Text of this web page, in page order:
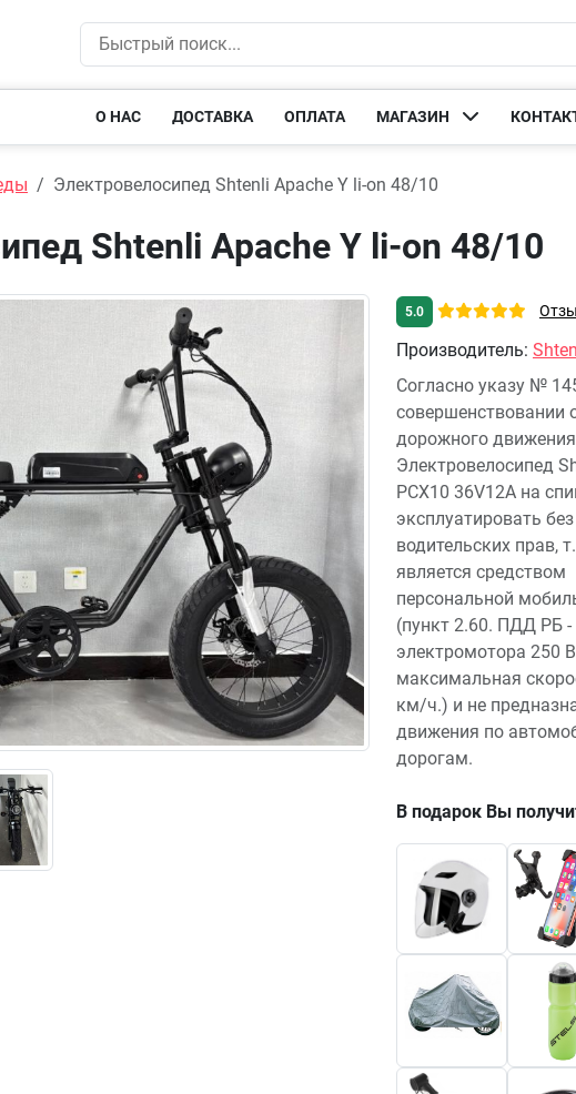
О НАС ДОСТАВКА ОПЛАТА МАГАЗИН
Электровелосипед Shtenli Apache Y li-on 48/10
Shtenli Apache Y li-on 48/10
5.0
Производитель:
Согласно указу №
совершенствовании
дорожного
Электровелосипед
PCX10 36V12А на
эксплуатировать без
водительских прав,
является средством
персональной
(пункт 2.60. ПДД РБ
электромотора 250
максимальная
км/ч.) и не
движения по
дорогам.
В подарок Вы